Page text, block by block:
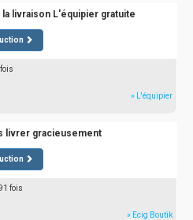
livraison L'équipier gratuite
» L'équipier
livrer gracieusement
fois
» Ecig Boutik